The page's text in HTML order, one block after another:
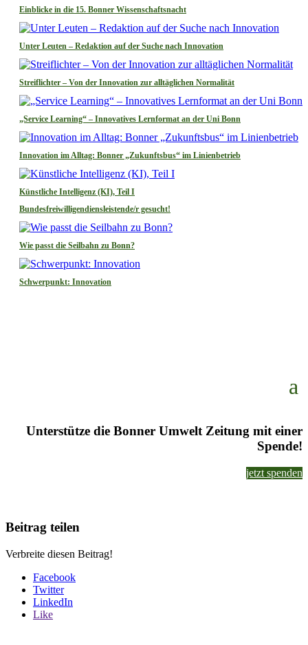
Einblicke in die 15. Bonner Wissenschaftsnacht
Unter Leuten – Redaktion auf der Suche nach Innovation
Streiflichter – Von der Innovation zur alltäglichen Normalität
„Service Learning“ – Innovatives Lernformat an der Uni Bonn
Innovation im Alltag: Bonner „Zukunftsbus“ im Linienbetrieb
Künstliche Intelligenz (KI), Teil I
Bundesfreiwilligendiensleistende/r gesucht!
Wie passt die Seilbahn zu Bonn?
Schwerpunkt: Innovation
Unterstütze die Bonner Umwelt Zeitung mit einer
Spende!
jetzt spenden
Beitrag teilen
Verbreite diesen Beitrag!
Facebook
Twitter
LinkedIn
Like